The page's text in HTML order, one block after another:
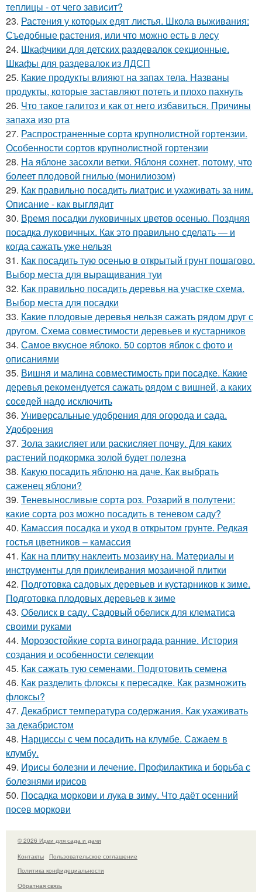
теплицы - от чего зависит?
23. Растения у которых едят листья. Школа выживания:
Съедобные растения, или что можно есть в лесу
24. Шкафчики для детских раздевалок секционные.
Шкафы для раздевалок из ЛДСП
25. Какие продукты влияют на запах тела. Названы
продукты, которые заставляют потеть и плохо пахнуть
26. Что такое галитоз и как от него избавиться. Причины
запаха изо рта
27. Распространенные сорта крупнолистной гортензии.
Особенности сортов крупнолистной гортензии
28. На яблоне засохли ветки. Яблоня сохнет, потому, что
болеет плодовой гнилью (монилиозом)
29. Как правильно посадить лиатрис и ухаживать за ним.
Описание - как выглядит
30. Время посадки луковичных цветов осенью. Поздняя
посадка луковичных. Как это правильно сделать — и
когда сажать уже нельзя
31. Как посадить тую осенью в открытый грунт пошагово.
Выбор места для выращивания туи
32. Как правильно посадить деревья на участке схема.
Выбор места для посадки
33. Какие плодовые деревья нельзя сажать рядом друг с
другом. Схема совместимости деревьев и кустарников
34. Самое вкусное яблоко. 50 сортов яблок с фото и
описаниями
35. Вишня и малина совместимость при посадке. Какие
деревья рекомендуется сажать рядом с вишней, а каких
соседей надо исключить
36. Универсальные удобрения для огорода и сада.
Удобрения
37. Зола закисляет или раскисляет почву. Для каких
растений подкормка золой будет полезна
38. Какую посадить яблоню на даче. Как выбрать
саженец яблони?
39. Теневыносливые сорта роз. Розарий в полутени:
какие сорта роз можно посадить в теневом саду?
40. Камассия посадка и уход в открытом грунте. Редкая
гостья цветников – камассия
41. Как на плитку наклеить мозаику на. Материалы и
инструменты для приклеивания мозаичной плитки
42. Подготовка садовых деревьев и кустарников к зиме.
Подготовка плодовых деревьев к зиме
43. Обелиск в саду. Садовый обелиск для клематиса
своими руками
44. Морозостойкие сорта винограда ранние. История
создания и особенности селекции
45. Как сажать тую семенами. Подготовить семена
46. Как разделить флоксы к пересадке. Как размножить
флоксы?
47. Декабрист температура содержания. Как ухаживать
за декабристом
48. Нарциссы с чем посадить на клумбе. Сажаем в
клумбу.
49. Ирисы болезни и лечение. Профилактика и борьба с
болезнями ирисов
50. Посадка моркови и лука в зиму. Что даёт осенний
посев моркови
© 2026 Идеи для сада и дачи
Контакты
Пользовательское соглашение
Политика конфидециальности
Обратная связь